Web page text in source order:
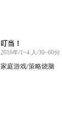
叮当！
2016年/1~4 人/30~60分
家庭游戏/策略烧脑